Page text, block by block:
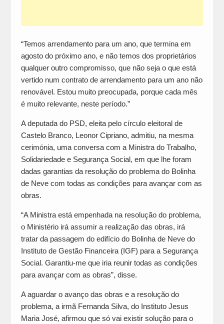
“Temos arrendamento para um ano, que termina em
agosto do próximo ano, e não temos dos proprietários
qualquer outro compromisso, que não seja o que está
vertido num contrato de arrendamento para um ano não
renovável. Estou muito preocupada, porque cada mês
é muito relevante, neste período.”
A deputada do PSD, eleita pelo círculo eleitoral de
Castelo Branco, Leonor Cipriano, admitiu, na mesma
cerimónia, uma conversa com a Ministra do Trabalho,
Solidariedade e Segurança Social, em que lhe foram
dadas garantias da resolução do problema do Bolinha
de Neve com todas as condições para avançar com as
obras.
“A Ministra está empenhada na resolução do problema,
o Ministério irá assumir a realização das obras, irá
tratar da passagem do edifício do Bolinha de Neve do
Instituto de Gestão Financeira (IGF) para a Segurança
Social. Garantiu-me que iria reunir todas as condições
para avançar com as obras”, disse.
A aguardar o avanço das obras e a resolução do
problema, a irmã Fernanda Silva, do Instituto Jesus
Maria José, afirmou que só vai existir solução para o